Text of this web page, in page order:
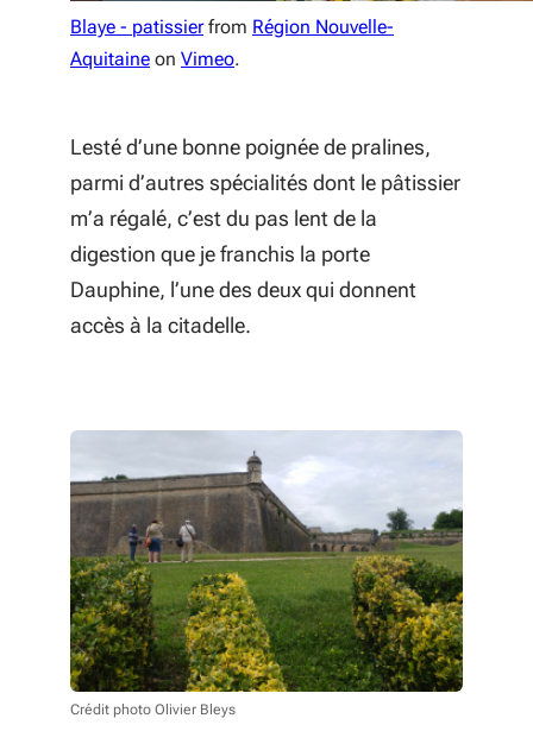
Blaye - patissierfrom Région Nouvelle-
Aquitaine on Vimeo.
Lesté d’une bonne poignée de pralines,
parmi d’autres spécialités dont le pâtissier
m’a régalé, c’est du pas lent de la
digestion que je franchis la porte
Dauphine, l’une des deux qui donnent
accès à la citadelle.
Crédit photo Olivier Bleys